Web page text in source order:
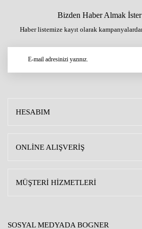
Bizden Haber Almak
Haber listemize kayıt olarak
HESABIM
ONLİNE ALIŞVERİŞ
MÜŞTERİ HİZMETLERİ
SOSYAL MEDYADA BOGNER